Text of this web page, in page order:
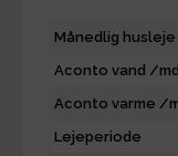
Månedlig husleje
Aconto vand /md
Aconto varme /
Lejeperiode